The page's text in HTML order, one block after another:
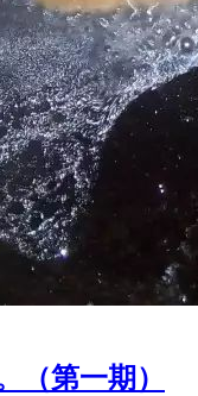
（第一期）